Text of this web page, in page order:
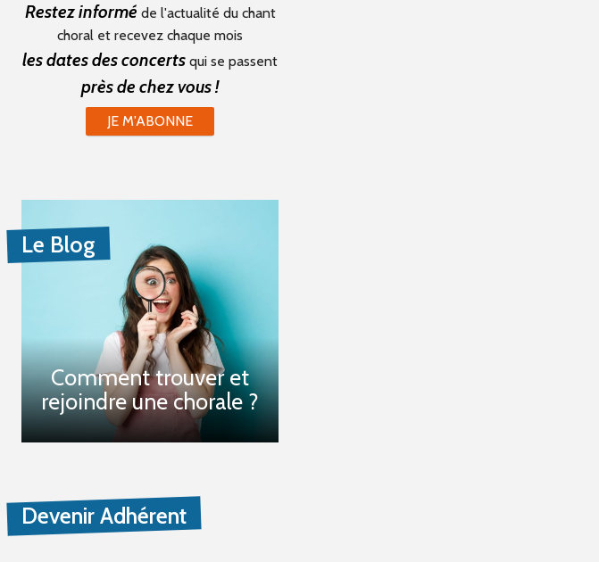
Restez informé de l'actualité du chant
choral et recevez chaque mois
les dates des concerts qui se passent
près de chez vous !
JE M'ABONNE
Le Blog
Comment trouver et
rejoindre une chorale ?
Devenir Adhérent